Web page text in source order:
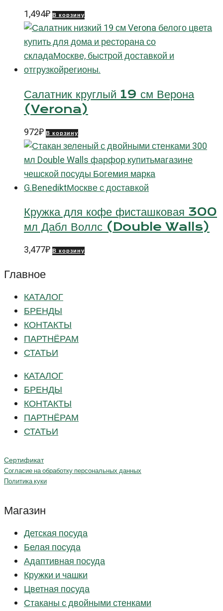
1,494₽ В корзину
Салатник круглый 19 см Верона
(Verona)
972₽ В корзину
Кружка для кофе фисташковая 300
мл Дабл Воллс (Double Walls)
3,477₽ В корзину
Главное
КАТАЛОГ
БРЕНДЫ
КОНТАКТЫ
ПАРТНЁРАМ
СТАТЬИ
КАТАЛОГ
БРЕНДЫ
КОНТАКТЫ
ПАРТНЁРАМ
СТАТЬИ
Сертификат
Согласие на обработку персональных данных
Политика куки
Магазин
Детская посуда
Белая посуда
Адаптивная посуда
Кружки и чашки
Цветная посуда
Стаканы с двойными стенками